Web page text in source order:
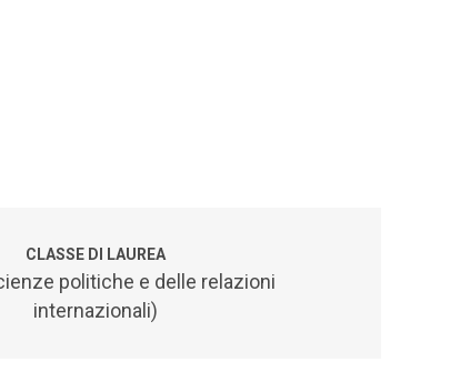
CLASSE DI LAUREA
politiche e delle relazioni
internazionali)